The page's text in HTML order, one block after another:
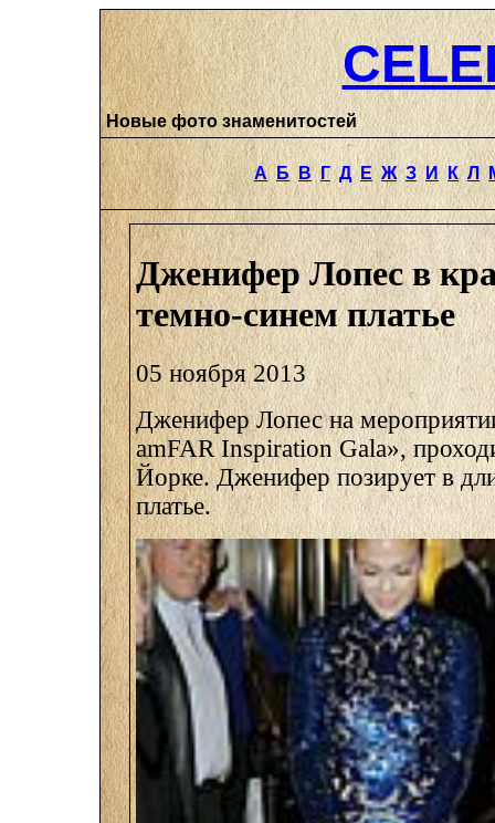
Новые фото знаменитостей
А Б В Г Д Е Ж З И К Л
Дженифер Лопес в
темно-синем платье
05 ноября 2013
Дженифер Лопес на
amFAR Inspiration Gala»,
Йорке. Дженифер позирует в
платье.